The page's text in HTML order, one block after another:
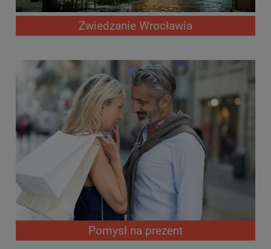
Zwiedzanie Wrocławia
Pomysł na prezent